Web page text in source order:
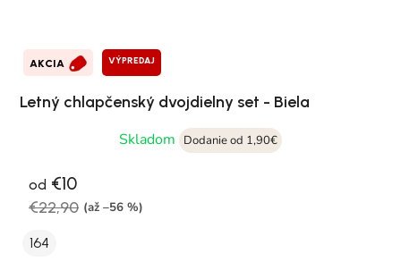
AKCIA VÝPREDAJ
Letný chlapčenský dvojdielny set - Biela
Skladom
Dodanie od 1,90€
od €10
€22,90 (až –56 %)
164